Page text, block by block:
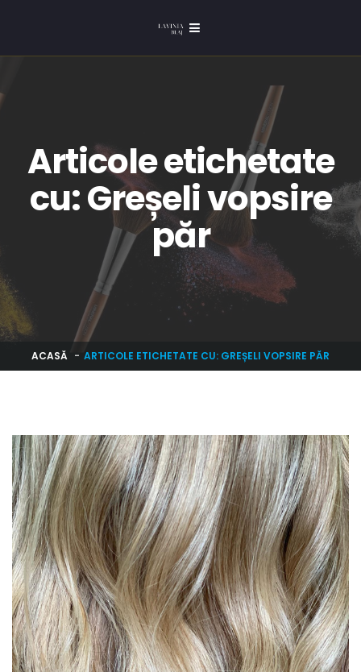
Articole etichetate
cu: Greșeli vopsire
păr
ACASĂ ARTICOLE ETICHETATE CU: GREȘELI VOPSIRE PĂR